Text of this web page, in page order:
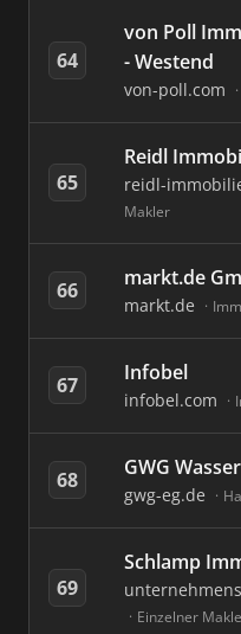
64
von Poll
- Westend
von-poll.com
65
Reidl
reidl-
Makler
66 markt.de
markt.de
67 Infobel
infobel.com
68 GWG
gwg-eg.de
69
Schlamp
Einzelner